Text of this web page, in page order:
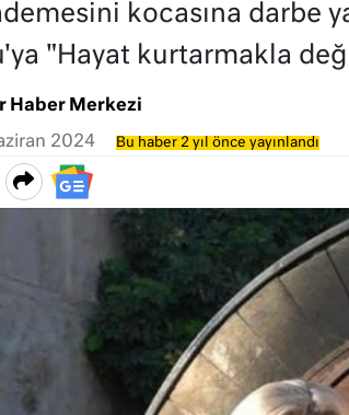
kocasına darbe
"Hayat kurtarmakla
Haber Merkezi
2024 Bu haber 2 yıl önce yayınlandı